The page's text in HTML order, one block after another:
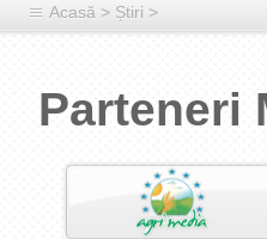
Acasă > Știri >
Parteneri